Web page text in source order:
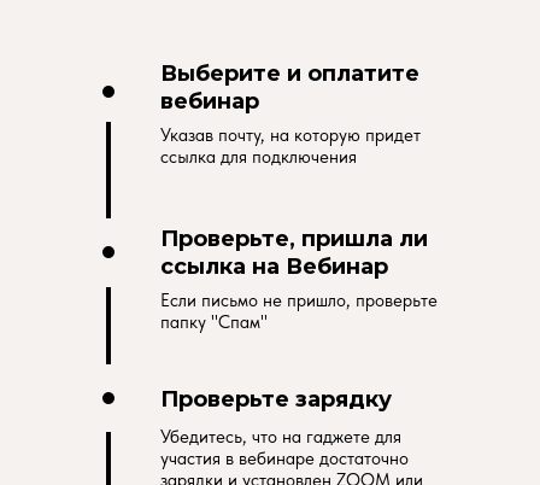
Указав почту, на которую придет
ссылка для подключения
Выберите и оплатите
вебинар
Если письмо не пришло, проверьте
папку "Спам"
Проверьте, пришла ли
ссылка на Вебинар
Убедитесь, что на гаджете для
участия в вебинаре достаточно
зарядки и установлен ZOOM или
Проверьте зарядку